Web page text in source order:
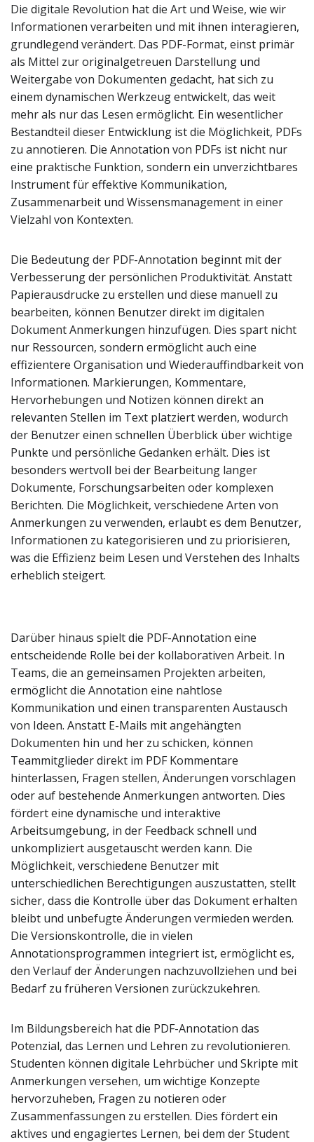
Die digitale Revolution hat die Art und Weise, wie wir
Informationen verarbeiten und mit ihnen interagieren,
grundlegend verändert. Das PDF-Format, einst primär
als Mittel zur originalgetreuen Darstellung und
Weitergabe von Dokumenten gedacht, hat sich zu
einem dynamischen Werkzeug entwickelt, das weit
mehr als nur das Lesen ermöglicht. Ein wesentlicher
Bestandteil dieser Entwicklung ist die Möglichkeit, PDFs
zu annotieren. Die Annotation von PDFs ist nicht nur
eine praktische Funktion, sondern ein unverzichtbares
Instrument für effektive Kommunikation,
Zusammenarbeit und Wissensmanagement in einer
Vielzahl von Kontexten.
Die Bedeutung der PDF-Annotation beginnt mit der
Verbesserung der persönlichen Produktivität. Anstatt
Papierausdrucke zu erstellen und diese manuell zu
bearbeiten, können Benutzer direkt im digitalen
Dokument Anmerkungen hinzufügen. Dies spart nicht
nur Ressourcen, sondern ermöglicht auch eine
effizientere Organisation und Wiederauffindbarkeit von
Informationen. Markierungen, Kommentare,
Hervorhebungen und Notizen können direkt an
relevanten Stellen im Text platziert werden, wodurch
der Benutzer einen schnellen Überblick über wichtige
Punkte und persönliche Gedanken erhält. Dies ist
besonders wertvoll bei der Bearbeitung langer
Dokumente, Forschungsarbeiten oder komplexen
Berichten. Die Möglichkeit, verschiedene Arten von
Anmerkungen zu verwenden, erlaubt es dem Benutzer,
Informationen zu kategorisieren und zu priorisieren,
was die Effizienz beim Lesen und Verstehen des Inhalts
erheblich steigert.
Darüber hinaus spielt die PDF-Annotation eine
entscheidende Rolle bei der kollaborativen Arbeit. In
Teams, die an gemeinsamen Projekten arbeiten,
ermöglicht die Annotation eine nahtlose
Kommunikation und einen transparenten Austausch
von Ideen. Anstatt E-Mails mit angehängten
Dokumenten hin und her zu schicken, können
Teammitglieder direkt im PDF Kommentare
hinterlassen, Fragen stellen, Änderungen vorschlagen
oder auf bestehende Anmerkungen antworten. Dies
fördert eine dynamische und interaktive
Arbeitsumgebung, in der Feedback schnell und
unkompliziert ausgetauscht werden kann. Die
Möglichkeit, verschiedene Benutzer mit
unterschiedlichen Berechtigungen auszustatten, stellt
sicher, dass die Kontrolle über das Dokument erhalten
bleibt und unbefugte Änderungen vermieden werden.
Die Versionskontrolle, die in vielen
Annotationsprogrammen integriert ist, ermöglicht es,
den Verlauf der Änderungen nachzuvollziehen und bei
Bedarf zu früheren Versionen zurückzukehren.
Im Bildungsbereich hat die PDF-Annotation das
Potenzial, das Lernen und Lehren zu revolutionieren.
Studenten können digitale Lehrbücher und Skripte mit
Anmerkungen versehen, um wichtige Konzepte
hervorzuheben, Fragen zu notieren oder
Zusammenfassungen zu erstellen. Dies fördert ein
aktives und engagiertes Lernen, bei dem der Student